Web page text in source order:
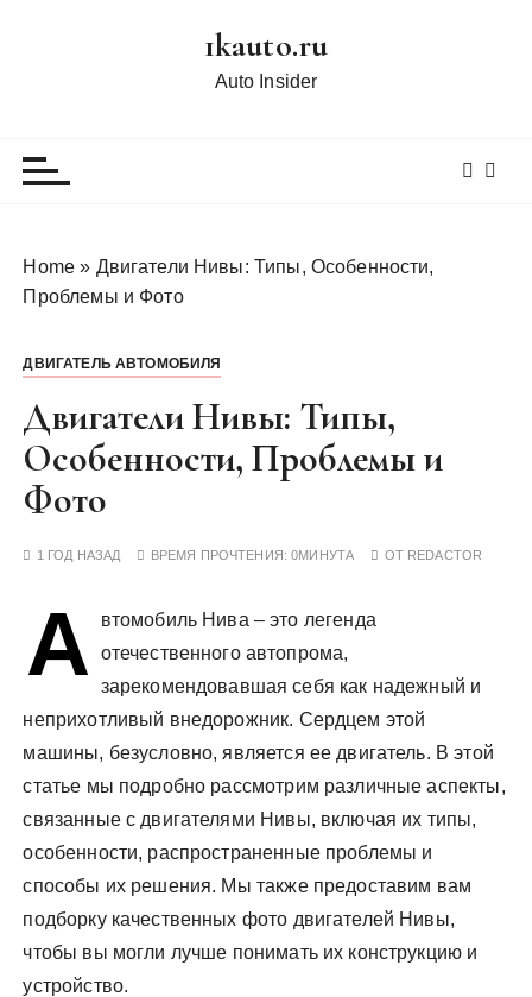
1kauto.ru
Auto Insider
Home » Двигатели Нивы: Типы, Особенности,
Проблемы и Фото
ДВИГАТЕЛЬ АВТОМОБИЛЯ
Двигатели Нивы: Типы,
Особенности, Проблемы и
Фото
1 ГОД НАЗАД ВРЕМЯ ПРОЧТЕНИЯ:0МИНУТА ОТ REDACTOR
А
втомобиль Нива – это легенда
отечественного автопрома,
зарекомендовавшая себя как надежный и
неприхотливый внедорожник. Сердцем этой
машины, безусловно, является ее двигатель. В этой
статье мы подробно рассмотрим различные аспекты,
связанные с двигателями Нивы, включая их типы,
особенности, распространенные проблемы и
способы их решения. Мы также предоставим вам
подборку качественных фото двигателей Нивы,
чтобы вы могли лучше понимать их конструкцию и
устройство.